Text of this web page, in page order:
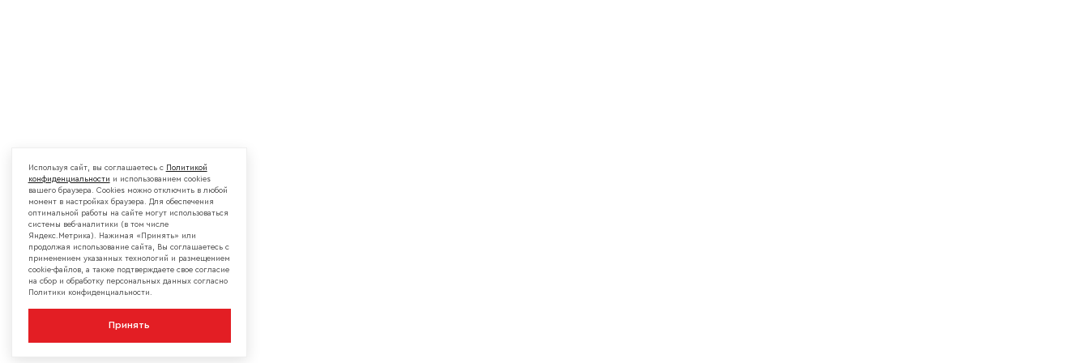
Используя сайт, вы соглашаетесь с Политикой
конфиденциальности и использованием cookies
вашего браузера. Cookies можно отключить в любой
момент в настройках браузера. Для обеспечения
оптимальной работы на сайте могут использоваться
системы веб-аналитики (в том числе
Яндекс.Метрика). Нажимая «Принять» или
продолжая использование сайта, Вы соглашаетесь с
применением указанных технологий и размещением
cookie-файлов, а также подтверждаете свое согласие
на сбор и обработку персональных данных согласно
Политики конфиденциальности.
Принять